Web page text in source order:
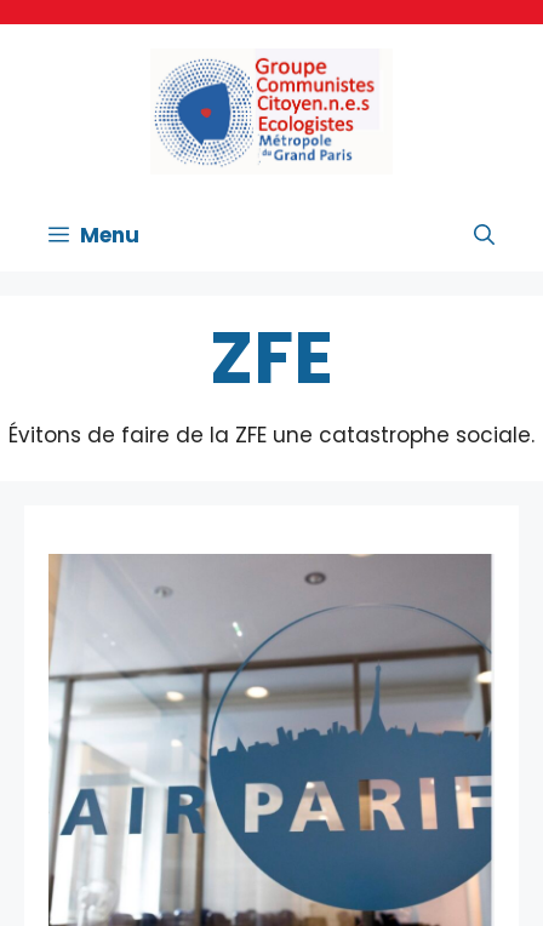
Menu
ZFE
Évitons de faire de la ZFE une catastrophe sociale.